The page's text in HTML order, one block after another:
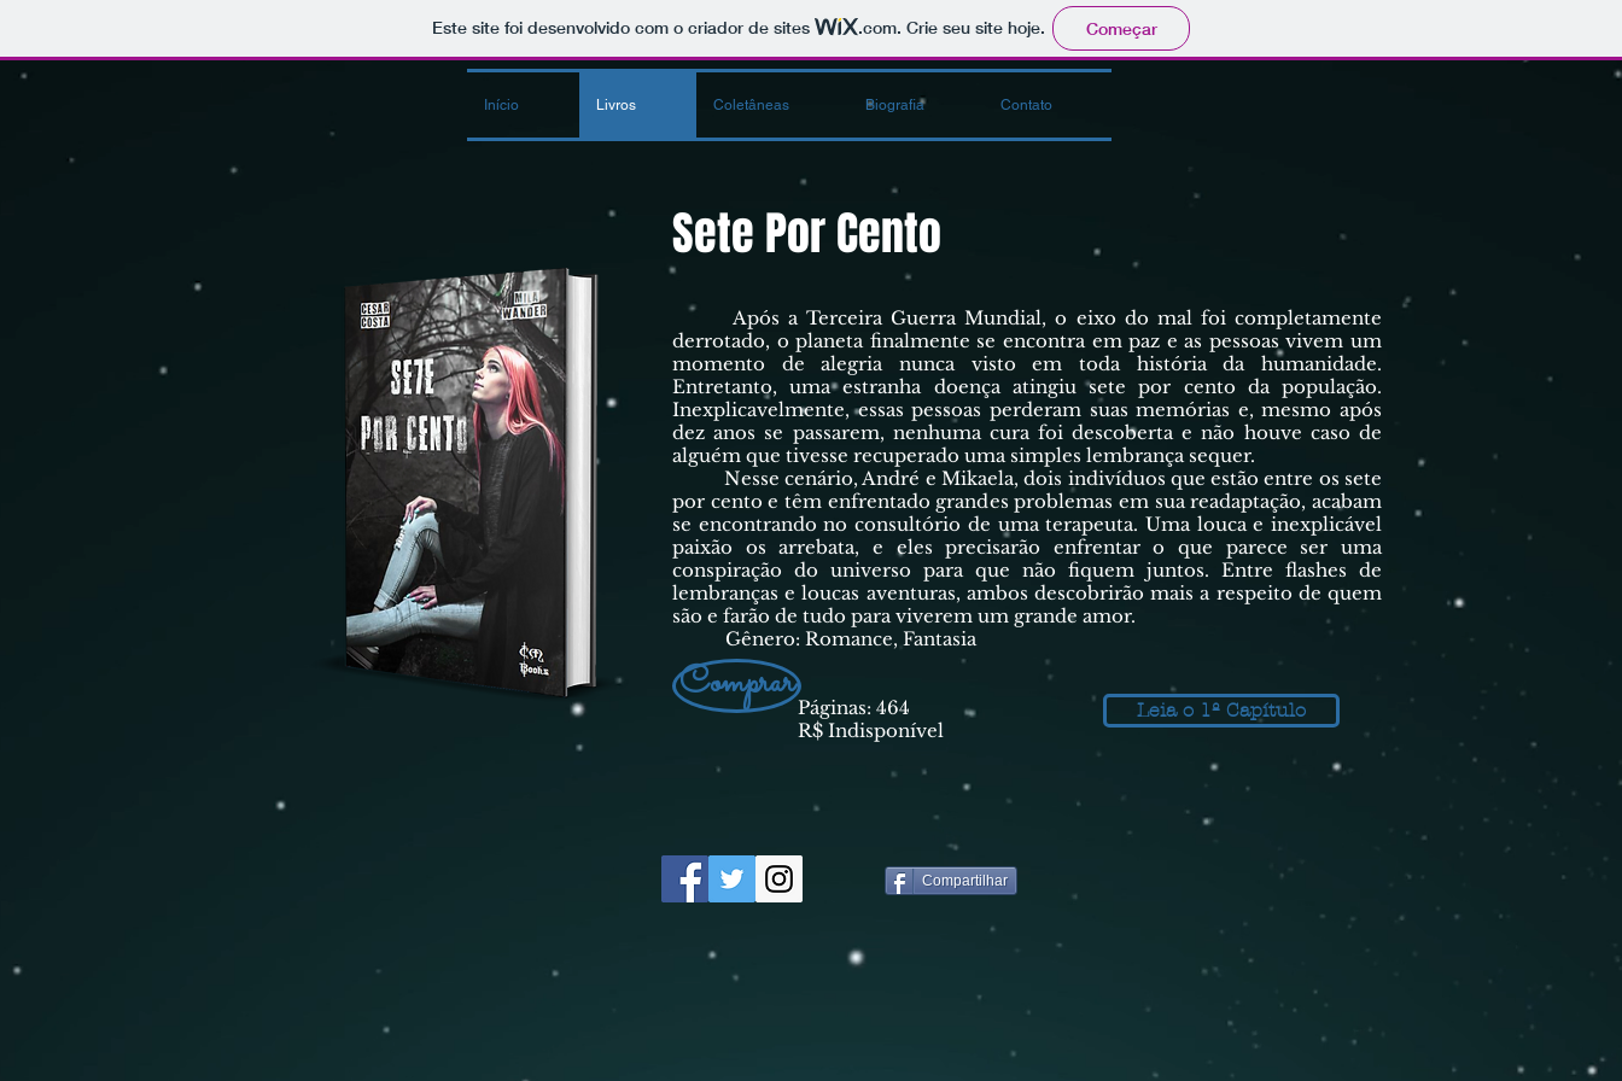
Este site foi desenvolvido com o criador de sites .com. Crie seu site hoje. Começar
Início Livros Coletâneas Biografia Contato
Sete Por Cento
Após a Terceira Guerra Mundial, o eixo do mal foi completamente
derrotado, o planeta finalmente se encontra em paz e as pessoas vivem um
momento de alegria nunca visto em toda história da humanidade.
Entretanto, uma estranha doença atingiu sete por cento da população.
Inexplicavelmente, essas pessoas perderam suas memórias e, mesmo após
dez anos se passarem, nenhuma cura foi descoberta e não houve caso de
alguém que tivesse recuperado uma simples lembrança sequer.
Nesse cenário, André e Mikaela, dois indivíduos que estão entre os sete
por cento e têm enfrentado grandes problemas em sua readaptação, acabam
se encontrando no consultório de uma terapeuta. Uma louca e inexplicável
paixão os arrebata, e eles precisarão enfrentar o que parece ser uma
conspiração do universo para que não fiquem juntos. Entre flashes de
lembranças e loucas aventuras, ambos descobrirão mais a respeito de quem
são e farão de tudo para viverem um grande amor.
Gênero: Romance, Fantasia
Páginas: 464
R$ Indisponível
Comprar Leia o 1º Capítulo
Compartilhar